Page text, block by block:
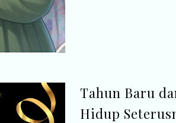
Tahun Baru
Hidup